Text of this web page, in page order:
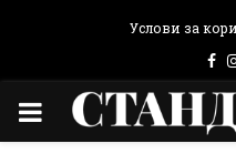
Услови за
PRIMARY